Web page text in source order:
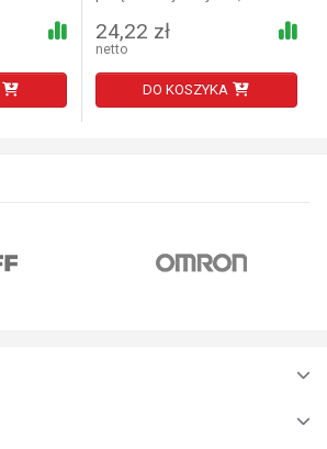
24,22 zł
netto
DO KOSZYKA